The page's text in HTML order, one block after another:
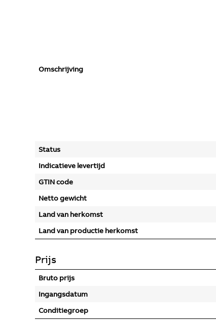
Omschrijving
Status
Indicatieve levertijd
GTIN code
Netto gewicht
Land van herkomst
Land van productie herkomst
Prijs
Bruto prijs
Ingangsdatum
Conditiegroep